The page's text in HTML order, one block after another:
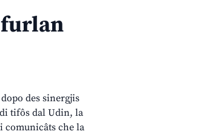
furlan
des sinergjis
tifôs dal Udin, la
comunicâts che la